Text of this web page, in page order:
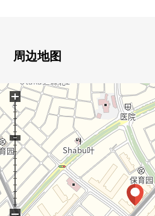
・充实的共用设施※一部分收费
・宠物饲养可(使用有特殊规则)
▼房间的特徴
・阳光、通风关于10楼部分，南西
・实际使用面积：70.58平米的
・WIC全居室存储空间有
▼设备
・地板暖气(客餐厅部分)
周边地图
+